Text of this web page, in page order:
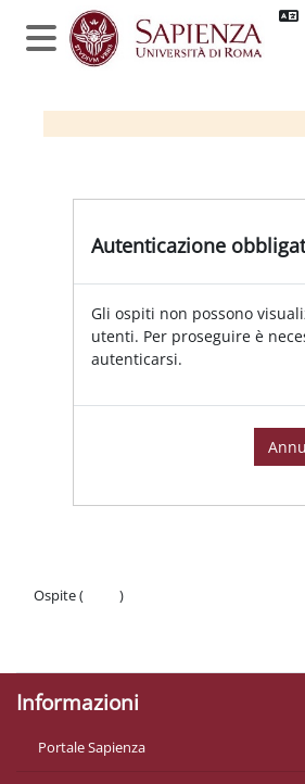
Vai al contenuto principale
Pannello laterale
Autenticazione
Gli ospiti non possono
utenti. Per proseguire è
autenticarsi.
Ospite (
)
Informazioni
Portale Sapienza